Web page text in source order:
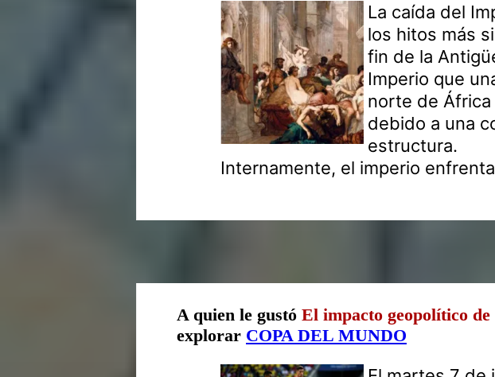
La caída del
los hitos más
fin de la
Imperio que
norte de
debido a una
estructura.
Internamente, el imperio
A quien le gustó El impacto geopolítico
explorar COPA DEL MUNDO